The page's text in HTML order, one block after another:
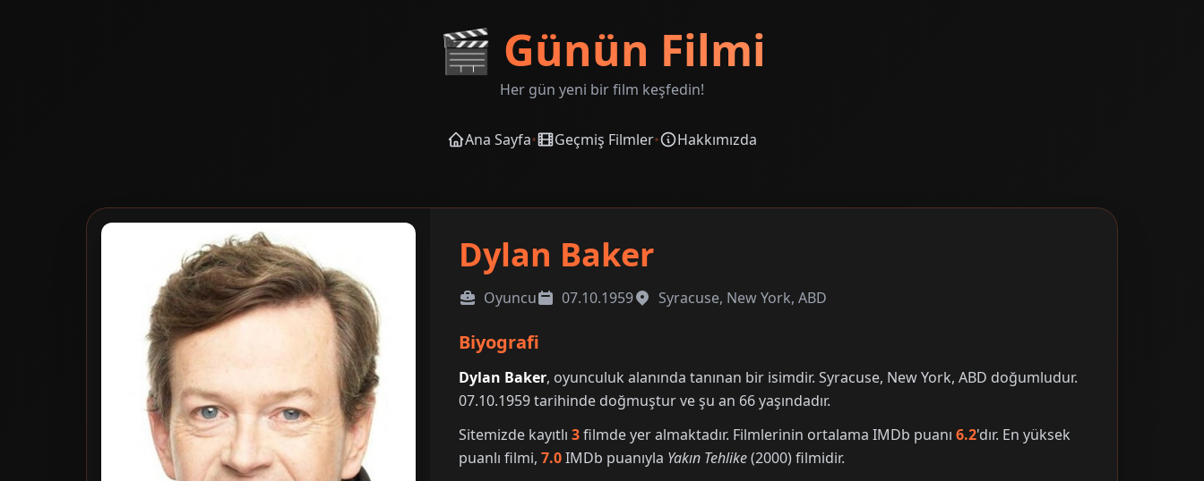
🎬 Günün Filmi
Her gün yeni bir film keşfedin!
Ana Sayfa• Geçmiş Filmler• Hakkımızda
Dylan Baker
Oyuncu 07.10.1959 Syracuse, New York, ABD
Biyografi
Dylan Baker, oyunculuk alanında tanınan bir isimdir. Syracuse, New York, ABD doğumludur.
07.10.1959 tarihinde doğmuştur ve şu an 66 yaşındadır.
Sitemizde kayıtlı3filmde yer almaktadır. Filmlerinin ortalama IMDb puanı6.2'dır. En yüksek
puanlı filmi,7.0IMDb puanıyla Yakın Tehlike(2000) filmidir.